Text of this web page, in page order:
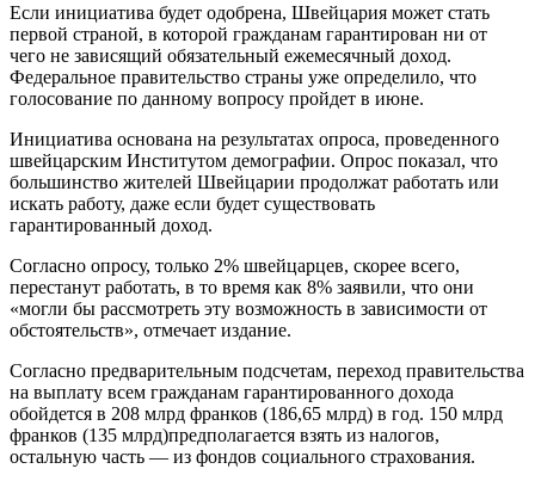
Если инициатива будет одобрена, Швейцария может стать
первой страной, в которой гражданам гарантирован ни от
чего не зависящий обязательный ежемесячный доход.
Федеральное правительство страны уже определило, что
голосование по данному вопросу пройдет в июне.
Инициатива основана на результатах опроса, проведенного
швейцарским Институтом демографии. Опрос показал, что
большинство жителей Швейцарии продолжат работать или
искать работу, даже если будет существовать
гарантированный доход.
Согласно опросу, только 2% швейцарцев, скорее всего,
перестанут работать, в то время как 8% заявили, что они
«могли бы рассмотреть эту возможность в зависимости от
обстоятельств», отмечает издание.
Согласно предварительным подсчетам, переход правительства
на выплату всем гражданам гарантированного дохода
обойдется в 208 млрд франков (186,65 млрд) в год. 150 млрд
франков (135 млрд)предполагается взять из налогов,
остальную часть — из фондов социального страхования.